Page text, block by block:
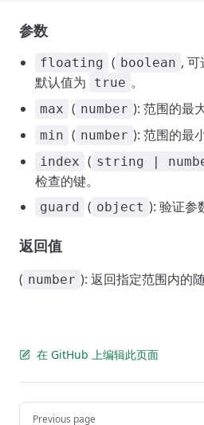
参数
floating ( boolean , 可
默认值为
true 。
max ( number ): 范围的最
min ( number ): 范围的最
index ( string |
检查的键。
guard ( object ): 验证参
返回值
( number ): 返回指定范围内的随
在 GitHub 上编辑此页面
Pager
Previous page